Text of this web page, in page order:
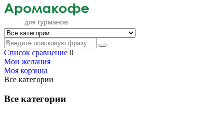
Список сравнение 0
Мои желания
Моя корзина
Все категории
Все категории